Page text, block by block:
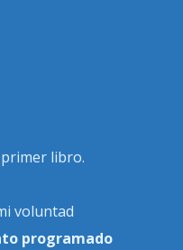
libro.
voluntad
programado